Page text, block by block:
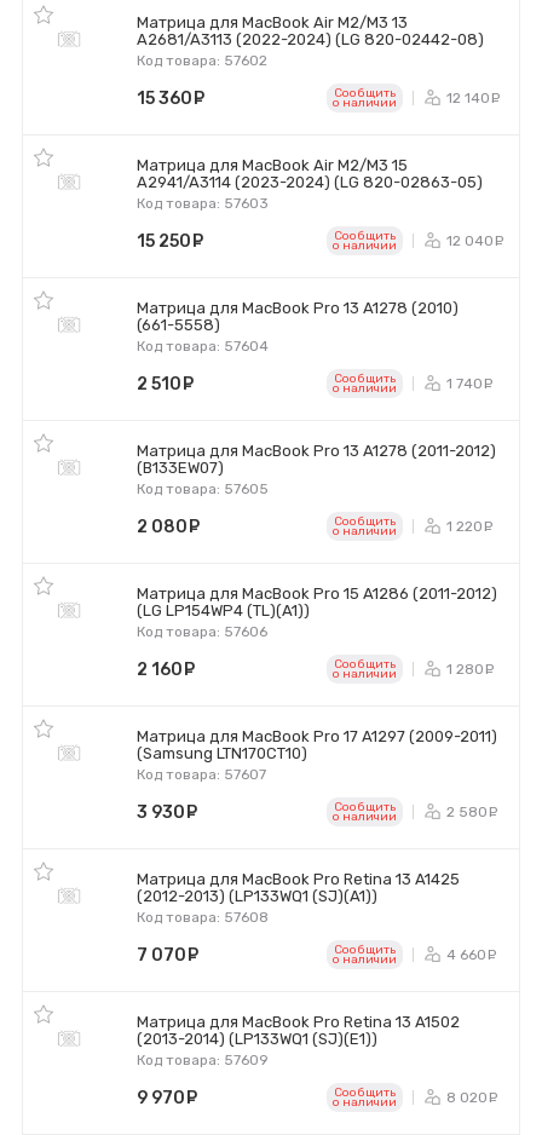
Матрица для MacBook Air M2/M3 13
A2681/A3113 (2022-2024) (LG 820-02442-08)
Код товара: 57602
15 360 Сообщить
o наличии 12 140
Матрица для MacBook Air M2/M3 15
A2941/A3114 (2023-2024) (LG 820-02863-05)
Код товара: 57603
15 250 Сообщить
o наличии 12 040
Матрица для MacBook Pro 13 A1278 (2010)
(661-5558)
Код товара: 57604
2 510 Сообщить
o наличии 1 740
Матрица для MacBook Pro 13 A1278 (2011-2012)
(B133EW07)
Код товара: 57605
2 080 Сообщить
o наличии 1 220
Матрица для MacBook Pro 15 A1286 (2011-2012)
(LG LP154WP4 (TL)(A1))
Код товара: 57606
2 160 Сообщить
o наличии 1 280
Матрица для MacBook Pro 17 A1297 (2009-2011)
(Samsung LTN170CT10)
Код товара: 57607
3 930 Сообщить
o наличии 2 580
Матрица для MacBook Pro Retina 13 A1425
(2012-2013) (LP133WQ1 (SJ)(A1))
Код товара: 57608
7 070 Сообщить
o наличии 4 660
Матрица для MacBook Pro Retina 13 A1502
(2013-2014) (LP133WQ1 (SJ)(E1))
Код товара: 57609
9 970 Сообщить
o наличии 8 020